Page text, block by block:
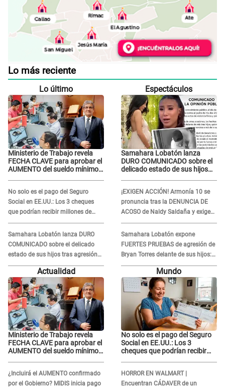
Lo más reciente
Lo último
Ministerio de Trabajo revela
FECHA CLAVE para aprobar el
AUMENTO del sueldo mínimo:
No solo es el pago del Seguro
Social en EE.UU.: Los 3 cheques
que podrían recibir millones de
personas en agosto
Samahara Lobatón lanza DURO
COMUNICADO sobre el delicado
estado de sus hijos tras agresión
de Bryan Torres: "Una fuerte..."
Espectáculos
Samahara Lobatón lanza
DURO COMUNICADO sobre el
delicado estado de sus hijos
¡EXIGEN ACCIÓN! Armonía 10 se
pronuncia tras la DENUNCIA DE
ACOSO de Naldy Saldaña y exigen
justicia: "Esperamos que este
caso..."
Samahara Lobatón expone
FUERTES PRUEBAS de agresión de
Bryan Torres delante de sus hijos:
"¡Nunca más te voy a permitir!
Actualidad
Ministerio de Trabajo revela
FECHA CLAVE para aprobar el
AUMENTO del sueldo mínimo:
¿Incluirá el AUMENTO confirmado
por el Gobierno? MIDIS inicia pago
Mundo
No solo es el pago del Seguro
Social en EE.UU.: Los 3
cheques que podrían recibir
HORROR EN WALMART |
Encuentran CÁDAVER de un